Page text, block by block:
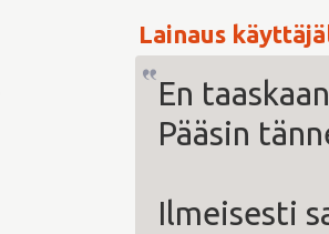
Lainaus
En
Pääsin
Ilmeisesti